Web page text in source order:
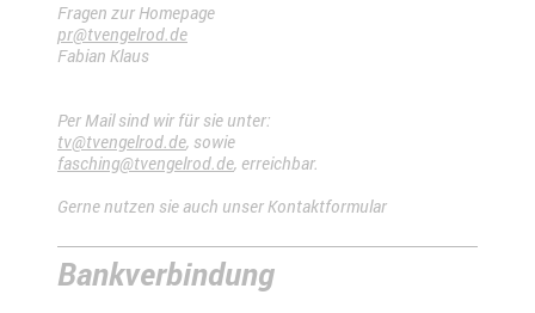
Fragen zur Homepage
pr@tvengelrod.de
Fabian Klaus
Per Mail sind wir für sie unter:
tv@tvengelrod.de, sowie
fasching@tvengelrod.de, erreichbar.
Gerne nutzen sie auch unser Kontaktformular
Bankverbindung